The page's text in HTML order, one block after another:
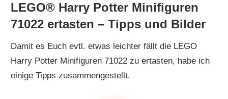
LEGO® Harry Potter Minifiguren
71022 ertasten – Tipps und Bilder
Damit es Euch evtl. etwas leichter fällt die LEGO
Harry Potter Minifiguren 71022 zu ertasten, habe ich
einige Tipps zusammengestellt.